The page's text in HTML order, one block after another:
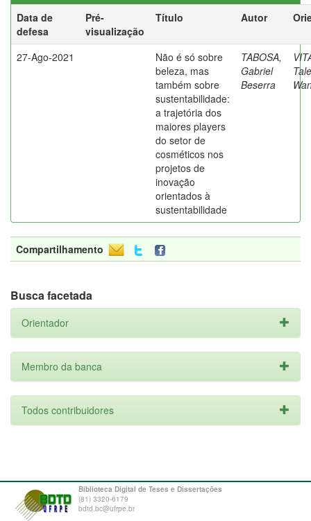
Data de
defesa
Pré-
visualização
Título Autor
27-Ago-2021
Não é só sobre
beleza, mas
também sobre
sustentabilidade:
a trajetória dos
maiores players
do setor de
cosméticos nos
projetos de
inovação
orientados à
sustentabilidade
TABOSA,
Gabriel
Beserra
Compartilhamento
Busca facetada
Orientador
Membro da banca
Todos contribuidores
Biblioteca Digital de Teses e Dissertações
(81) 3320-6179
bdtd.bc@ufrpe.br